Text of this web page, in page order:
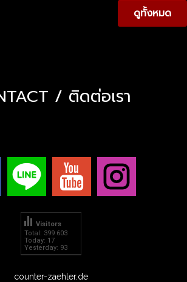
ดูทั้งหมด
/ ติดต่อเรา
Total: 399 603
Today: 17
Yesterday: 93
Visitors
counter-zaehler.de